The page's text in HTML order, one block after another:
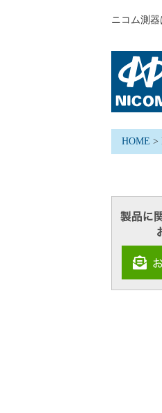
ニコム測
HOME >